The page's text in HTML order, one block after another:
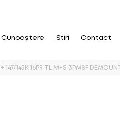
Cunoaștere Stiri Contact
145K 16PR TL M+S 3PMSF DEMOUNT